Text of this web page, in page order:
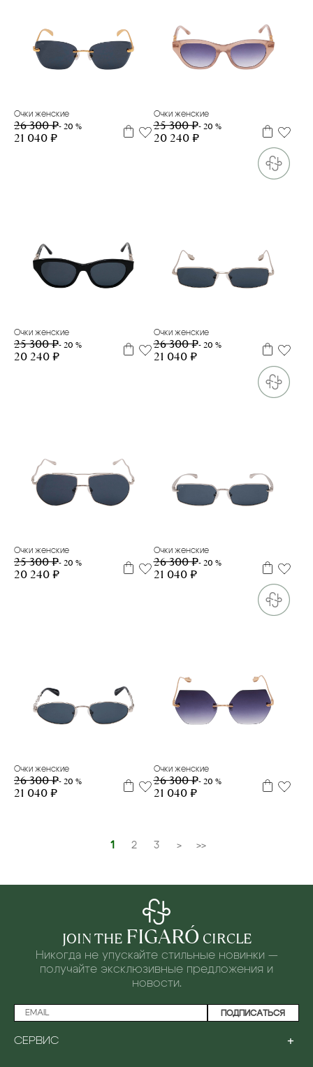
Очки женские
26 300 ₽- 20 %
21 040 ₽
Очки женские
25 300 ₽- 20 %
20 240 ₽
Очки женские
25 300 ₽- 20 %
20 240 ₽
Очки женские
26 300 ₽- 20 %
21 040 ₽
Очки женские
25 300 ₽- 20 %
20 240 ₽
Очки женские
26 300 ₽- 20 %
21 040 ₽
Очки женские
26 300 ₽- 20 %
21 040 ₽
Очки женские
26 300 ₽- 20 %
21 040 ₽
1 2 3 > >>
СЕРВИС +
JOIN THE FIGARÓ CIRCLE
Никогда не упускайте стильные новинки —
получайте эксклюзивные предложения и
новости.
ПОДПИСАТЬСЯ